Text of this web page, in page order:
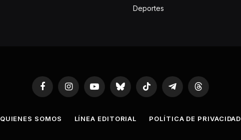
Deportes
FacebookInstagramYouTubeBluesky TikTok TelegramThreads
QUIENES SOMOS LÍNEA EDITORIAL POLÍTICA DE PRIVACIDAD